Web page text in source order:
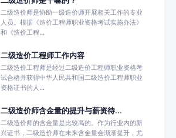
二级造价师是协助一级造价师开展相关工作的专业
人员。根据《造价工程师职业资格考试实施办法》
和《造价工程...
二级造价工程师工作内容
二级造价工程师是经过二级造价工程师职业资格考
试合格并获得中华人民共和国二级造价工程师职业
资格证书的人...
二级造价师含金量的提升与薪资待...
二级造价师的含金量是比较高的。作为行业内的新
兴证书，二级造价师在未来含金量会渐渐提升，尤